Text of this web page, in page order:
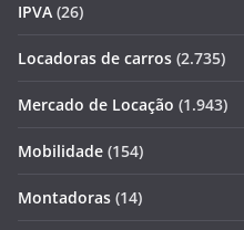
IPVA (26)
Locadoras de carros (2.735)
Mercado de Locação (1.943)
Mobilidade (154)
Montadoras (14)